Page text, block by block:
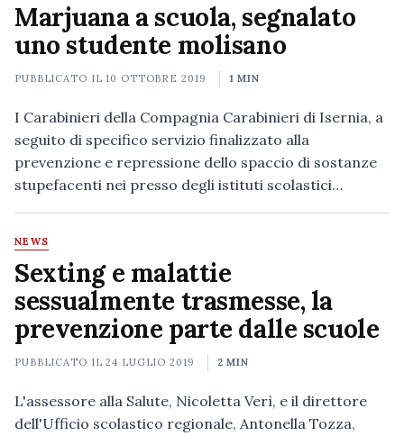
Marjuana a scuola, segnalato
uno studente molisano
PUBBLICATO IL10 OTTOBRE 2019 1 MIN
I Carabinieri della Compagnia Carabinieri di Isernia, a
seguito di specifico servizio finalizzato alla
prevenzione e repressione dello spaccio di sostanze
stupefacenti nei presso degli istituti scolastici…
NEWS
Sexting e malattie
sessualmente trasmesse, la
prevenzione parte dalle scuole
PUBBLICATO IL24 LUGLIO 2019 2 MIN
L'assessore alla Salute, Nicoletta Verì, e il direttore
dell'Ufficio scolastico regionale, Antonella Tozza,